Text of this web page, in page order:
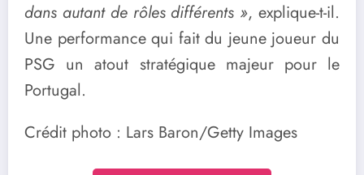
dans autant de rôles différents », explique-t-il.
Une performance qui fait du jeune joueur du
PSG un atout stratégique majeur pour le
Portugal.
Crédit photo : Lars Baron/Getty Images